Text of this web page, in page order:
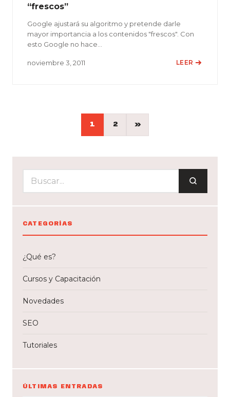
“frescos”
Google ajustará su algoritmo y pretende darle
mayor importancia a los contenidos "frescos". Con
esto Google no hace…
noviembre 3, 2011 LEER
entradas
1 2 »
CATEGORÍAS
¿Qué es?
Cursos y Capacitación
Novedades
SEO
Tutoriales
ÚLTIMAS ENTRADAS